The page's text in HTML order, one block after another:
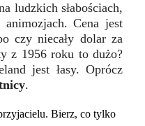
ludzkich słabościach,
animozjach. Cena jest
czy niecały dolar za
z 1956 roku to dużo?
jest łasy. Oprócz
.
Bierz, co tylko